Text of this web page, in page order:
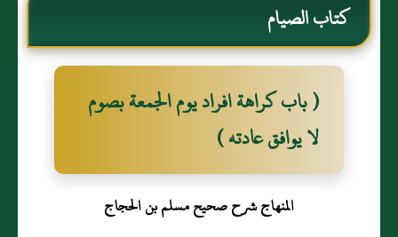
كتاب الصيام
( باب كراهة افراد يوم الجمعة بصوم
لا يوافق عادته )
المنهاج شرح صحيح مسلم بن الحجاج